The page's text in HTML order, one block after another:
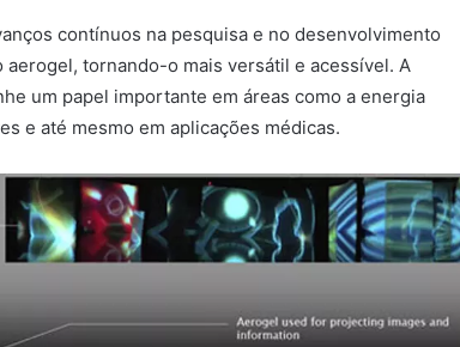
contínuos na pesquisa e no desenvolvimento
tornando-o mais versátil e acessível. A
um papel importante em áreas como a energia
e até mesmo em aplicações médicas.